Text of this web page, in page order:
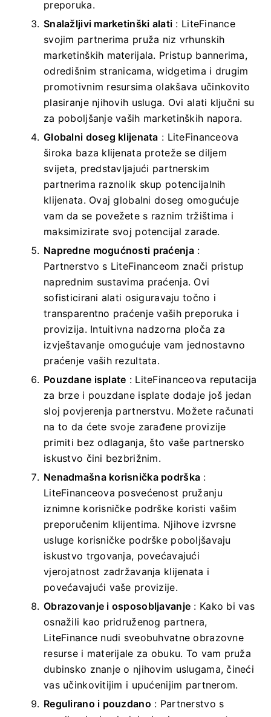
preporuka.
Snalažljivi marketinški alati : LiteFinance
svojim partnerima pruža niz vrhunskih
marketinških materijala. Pristup bannerima,
odredišnim stranicama, widgetima i drugim
promotivnim resursima olakšava učinkovito
plasiranje njihovih usluga. Ovi alati ključni su
za poboljšanje vaših marketinških napora.
Globalni doseg klijenata : LiteFinanceova
široka baza klijenata proteže se diljem
svijeta, predstavljajući partnerskim
partnerima raznolik skup potencijalnih
klijenata. Ovaj globalni doseg omogućuje
vam da se povežete s raznim tržištima i
maksimizirate svoj potencijal zarade.
Napredne mogućnosti praćenja:
Partnerstvo s LiteFinanceom znači pristup
naprednim sustavima praćenja. Ovi
sofisticirani alati osiguravaju točno i
transparentno praćenje vaših preporuka i
provizija. Intuitivna nadzorna ploča za
izvještavanje omogućuje vam jednostavno
praćenje vaših rezultata.
Pouzdane isplate : LiteFinanceova reputacija
za brze i pouzdane isplate dodaje još jedan
sloj povjerenja partnerstvu. Možete računati
na to da ćete svoje zarađene provizije
primiti bez odlaganja, što vaše partnersko
iskustvo čini bezbrižnim.
Nenadmašna korisnička podrška :
LiteFinanceova posvećenost pružanju
iznimne korisničke podrške koristi vašim
preporučenim klijentima. Njihove izvrsne
usluge korisničke podrške poboljšavaju
iskustvo trgovanja, povećavajući
vjerojatnost zadržavanja klijenata i
povećavajući vaše provizije.
Obrazovanje i osposobljavanje : Kako bi vas
osnažili kao pridruženog partnera,
LiteFinance nudi sveobuhvatne obrazovne
resurse i materijale za obuku. To vam pruža
dubinsko znanje o njihovim uslugama, čineći
vas učinkovitijim i upućenijim partnerom.
Regulirano i pouzdano : Partnerstvo s